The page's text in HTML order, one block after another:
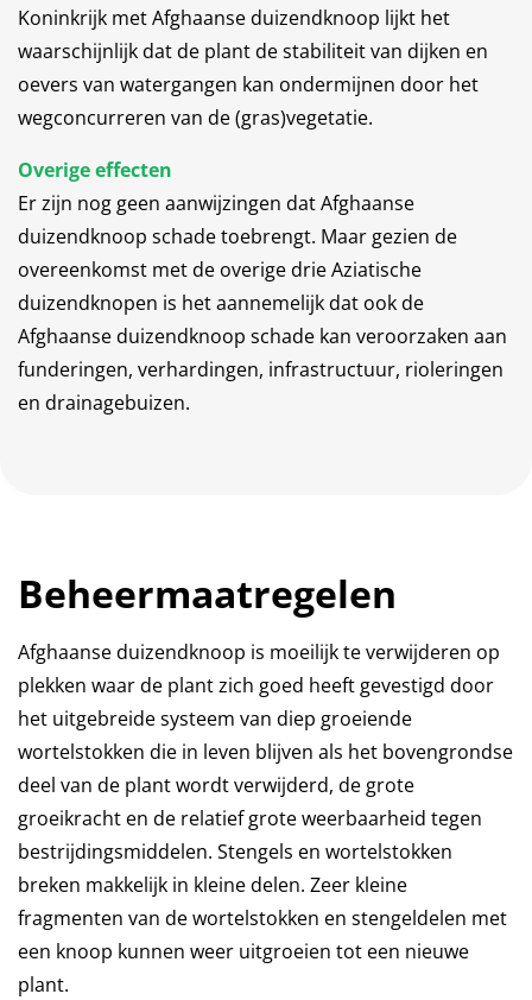
Koninkrijk met Afghaanse duizendknoop lijkt het
waarschijnlijk dat de plant de stabiliteit van dijken en
oevers van watergangen kan ondermijnen door het
wegconcurreren van de (gras)vegetatie.
Overige effecten
Er zijn nog geen aanwijzingen dat Afghaanse
duizendknoop schade toebrengt. Maar gezien de
overeenkomst met de overige drie Aziatische
duizendknopen is het aannemelijk dat ook de
Afghaanse duizendknoop schade kan veroorzaken aan
funderingen, verhardingen, infrastructuur, rioleringen
en drainagebuizen.
Beheermaatregelen
Afghaanse duizendknoop is moeilijk te verwijderen op
plekken waar de plant zich goed heeft gevestigd door
het uitgebreide systeem van diep groeiende
wortelstokken die in leven blijven als het bovengrondse
deel van de plant wordt verwijderd, de grote
groeikracht en de relatief grote weerbaarheid tegen
bestrijdingsmiddelen. Stengels en wortelstokken
breken makkelijk in kleine delen. Zeer kleine
fragmenten van de wortelstokken en stengeldelen met
een knoop kunnen weer uitgroeien tot een nieuwe
plant.